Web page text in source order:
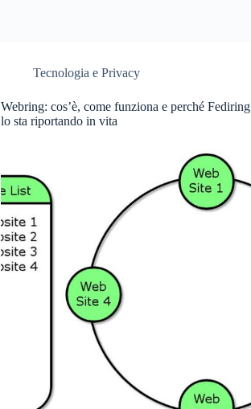
Tecnologia e Privacy
Webring: cos’è, come funziona e perché Fediring
lo sta riportando in vita